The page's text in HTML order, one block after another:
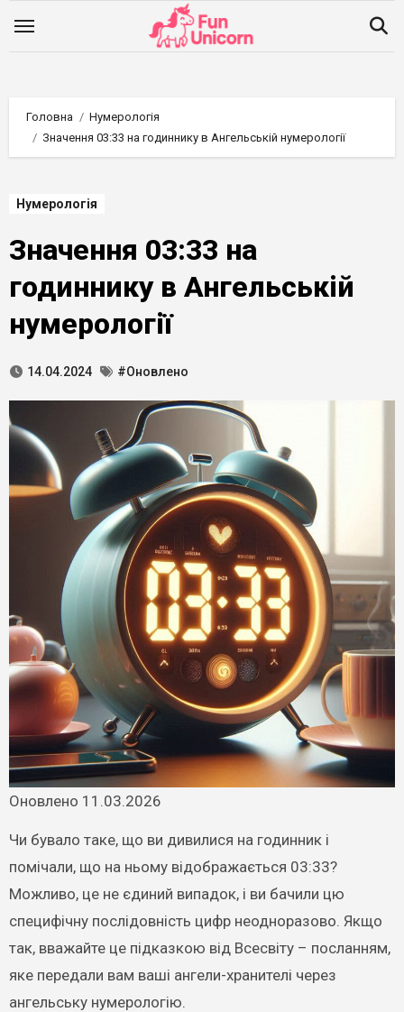
до
Головна
Нумерологія
Значення 03:33 на годиннику в Ангельській нумерології
Нумерологія
Значення 03:33 на
годиннику в Ангельській
нумерології
14.04.2024 #Оновлено
Оновлено 11.03.2026
Чи бувало таке, що ви дивилися на годинник і
помічали, що на ньому відображається 03:33?
Можливо, це не єдиний випадок, і ви бачили цю
специфічну послідовність цифр неодноразово. Якщо
так, вважайте це підказкою від Всесвіту – посланням,
яке передали вам ваші ангели-хранителі через
ангельську нумерологію.